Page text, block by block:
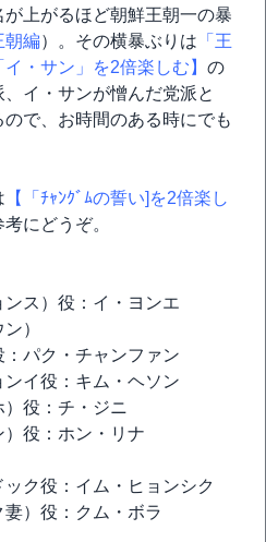
上がるほど朝鮮王朝一の暴
朝編）。その横暴ぶりは 「王
イ・サン」を2倍楽しむ】 の
、イ・サンが憎んだ党派と
で、お時間のある時にでも
【「ﾁｬﾝｸﾞﾑの誓い]を2倍楽し
にどうぞ。
ス）役：イ・ヨンエ
）
パク・チャンファン
イ役：キム・ヘソン
）役：チ・ジニ
役：ホン・リナ
ク役：イム・ヒョンシク
）役：クム・ボラ